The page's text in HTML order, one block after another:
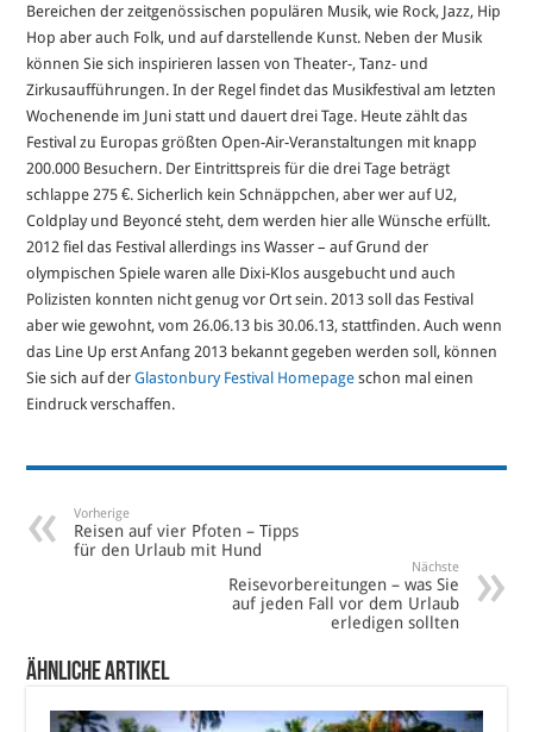
Bereichen der zeitgenössischen populären Musik, wie Rock, Jazz, Hip
Hop aber auch Folk, und auf darstellende Kunst. Neben der Musik
können Sie sich inspirieren lassen von Theater-, Tanz- und
Zirkusaufführungen. In der Regel findet das Musikfestival am letzten
Wochenende im Juni statt und dauert drei Tage. Heute zählt das
Festival zu Europas größten Open-Air-Veranstaltungen mit knapp
200.000 Besuchern. Der Eintrittspreis für die drei Tage beträgt
schlappe 275 €. Sicherlich kein Schnäppchen, aber wer auf U2,
Coldplay und Beyoncé steht, dem werden hier alle Wünsche erfüllt.
2012 fiel das Festival allerdings ins Wasser – auf Grund der
olympischen Spiele waren alle Dixi-Klos ausgebucht und auch
Polizisten konnten nicht genug vor Ort sein. 2013 soll das Festival
aber wie gewohnt, vom 26.06.13 bis 30.06.13, stattfinden. Auch wenn
das Line Up erst Anfang 2013 bekannt gegeben werden soll, können
Sie sich auf derGlastonbury Festival Homepage schon mal einen
Eindruck verschaffen.
Vorherige
Reisen auf vier Pfoten – Tipps
für den Urlaub mit Hund
Nächste
Reisevorbereitungen – was Sie
auf jeden Fall vor dem Urlaub
erledigen sollten
Ähnliche Artikel